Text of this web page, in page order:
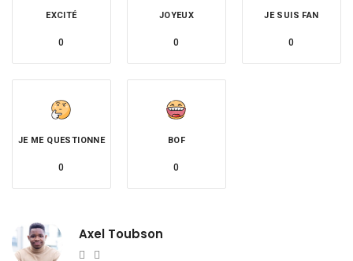
EXCITÉ
0
JOYEUX
0
JE SUIS FAN
0
JE ME QUESTIONNE
0
BOF
0
Axel Toubson
Website